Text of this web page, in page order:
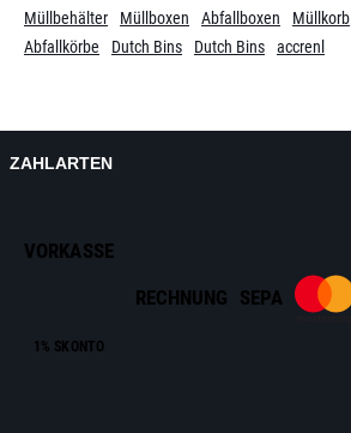
Müllbehälter
Müllboxen Abfallboxen Müllkorb
Abfallkörbe
Dutch Bins Dutch Bins accrenl
ZAHLARTEN
VORKASSE
1% SKONTO
RECHNUNG SEPA